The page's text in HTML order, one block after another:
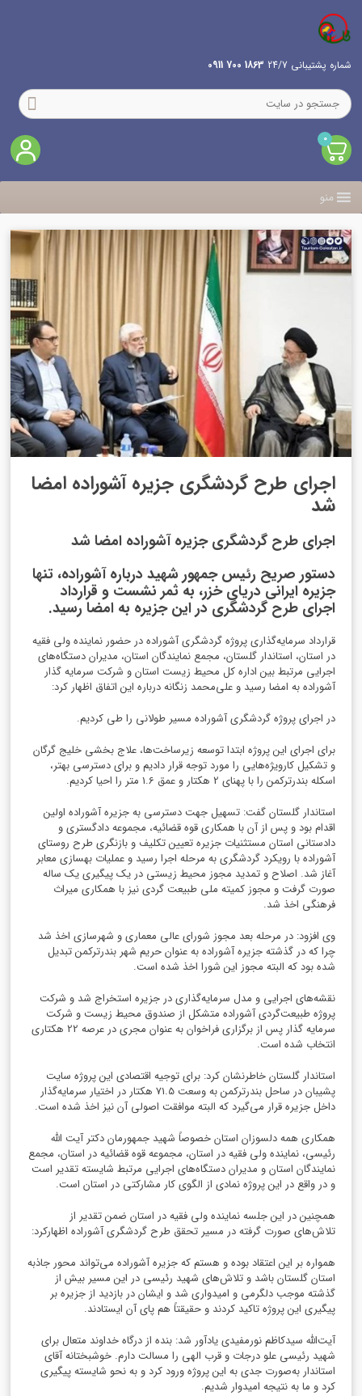
شماره پشتیبانی 24/7 1863 700 0911
0
منو
اجرای طرح گردشگری جزیره آشوراده امضا
شد
اجرای طرح گردشگری جزیره آشوراده امضا شد
دستور صریح رئیس جمهور شهید درباره آشوراده، تنها
جزیره ایرانی دریای خزر، به ثمر نشست و قرارداد
اجرای طرح گردشگری در این جزیره به امضا رسید.
قرارداد سرمایه‌گذاری پروژه گردشگری آشوراده در حضور نماینده ولی فقیه
در استان، استاندار گلستان، مجمع نمایندگان استان، مدیران دستگاه‌های
اجرایی مرتبط بین اداره کل محیط زیست استان و شرکت سرمایه گذار
آشوراده به امضا رسید و علی‌محمد زنگانه درباره این اتفاق اظهار کرد:
در اجرای پروژه گردشگری آشوراده مسیر طولانی را طی کردیم.
برای اجرای این پروژه ابتدا توسعه زیرساخت‌ها، علاج بخشی خلیج گرگان
و تشکیل کارویژه‌هایی را مورد توجه قرار دادیم و برای دسترسی بهتر،
اسکله بندرترکمن را با پهنای 2 هکتار و عمق 1.6 متر را احیا کردیم.
استاندار گلستان گفت: تسهیل جهت دسترسی به جزیره آشوراده اولین
اقدام بود و پس از آن با همکاری قوه قضائیه، مجموعه دادگستری و
دادستانی استان مستثنیات جزیره تعیین تکلیف و بازنگری طرح روستای
آشوراده با رویکرد گردشگری به مرحله اجرا رسید و عملیات بهسازی معابر
آغاز شد. اصلاح و تمدید مجوز محیط زیستی در یک پیگیری یک ساله
صورت گرفت و مجوز کمیته ملی طبیعت گردی نیز با همکاری میراث
فرهنگی اخذ شد.
وی افزود: در مرحله بعد مجوز شورای عالی معماری و شهرسازی اخذ شد
چرا که در گذشته جزیره آشوراده به عنوان حریم شهر بندرترکمن تبدیل
شده بود که البته مجوز این شورا اخذ شده است.
نقشه‌های اجرایی و مدل سرمایه‌گذاری در جزیره استخراج شد و شرکت
پروژه طبیعت‌‌گردی آشوراده متشکل از صندوق محیط زیست و شرکت
سرمایه گذار پس از برگزاری فراخوان به عنوان مجری در عرصه 22 هکتاری
انتخاب شده است.
استاندار گلستان خاطرنشان کرد: برای توجیه اقتصادی این پروژه سایت
پشیبان در ساحل بندرترکمن به وسعت 71.5 هکتار در اختیار سرمایه‌گذار
داخل جزیره قرار می‌گیرد که البته موافقت اصولی آن نیز اخذ شده است.
همکاری همه دلسوزان استان خصوصاً شهید جمهورمان دکتر آیت الله
رئیسی، نماینده ولی فقیه در استان، مجموعه قوه قضائیه در استان، مجمع
نمایندگان استان و مدیران دستگاه‌های اجرایی مرتبط شایسته تقدیر است
و در واقع در این پروژه نمادی از الگوی کار مشارکتی در استان است.‌
همچنین در این جلسه نماینده ولی فقیه در استان ضمن تقدیر از
تلاش‌های صورت گرفته در مسیر تحقق طرح گردشگری آشوراده اظهارکرد:
همواره بر این اعتقاد بوده و هستم که جزیره آشوراده می‌تواند محور جاذبه
استان گلستان باشد و تلاش‌های شهید رئیسی در این مسیر بیش از
گذشته موجب دلگرمی و امیدواری شد و ایشان در بازدید از جزیره بر
پیگیری این پروژه تاکید کردند و حقیقتاً هم پای آن ایستادند.
آیت‌الله سیدکاظم نورمفیدی یادآور شد: بنده از درگاه خداوند متعال برای
شهید رئیسی علو درجات و قرب الهی را مسالت دارم. خوشبختانه آقای
استاندار به‌صورت جدی به این پروژه ورود کرد و به نحو شایسته پیگیری
کرد و ما به نتیجه امیدوار شدیم.